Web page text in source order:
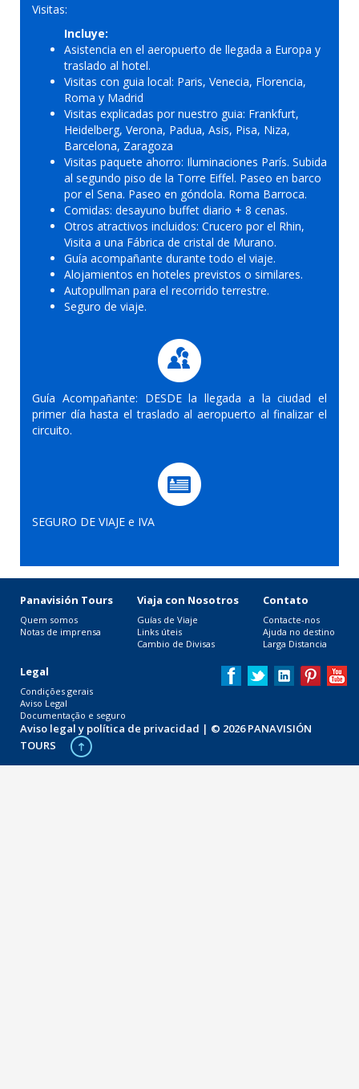
Visitas:
Incluye:
Asistencia en el aeropuerto de llegada a Europa y
traslado al hotel.
Visitas con guia local: Paris, Venecia, Florencia,
Roma y Madrid
Visitas explicadas por nuestro guia: Frankfurt,
Heidelberg, Verona, Padua, Asis, Pisa, Niza,
Barcelona, Zaragoza
Visitas paquete ahorro: Iluminaciones París. Subida
al segundo piso de la Torre Eiffel. Paseo en barco
por el Sena. Paseo en góndola. Roma Barroca.
Comidas: desayuno buffet diario + 8 cenas.
Otros atractivos incluidos: Crucero por el Rhin,
Visita a una Fábrica de cristal de Murano.
Guía acompañante durante todo el viaje.
Alojamientos en hoteles previstos o similares.
Autopullman para el recorrido terrestre.
Seguro de viaje.
Guía Acompañante: DESDE la llegada a la ciudad el
primer día hasta el traslado al aeropuerto al finalizar el
circuito.
SEGURO DE VIAJE e IVA
Panavisión Tours
Quem somos
Notas de imprensa
Viaja con Nosotros
Guías de Viaje
Links úteis
Cambio de Divisas
Contato
Contacte-nos
Ajuda no destino
Larga Distancia
Legal
Condições gerais
Aviso Legal
Documentação e seguro
Aviso legal y política de privacidad | © 2026 PANAVISIÓN
TOURS